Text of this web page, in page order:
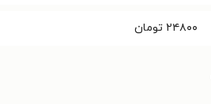
۲۴۸۰۰ تومان